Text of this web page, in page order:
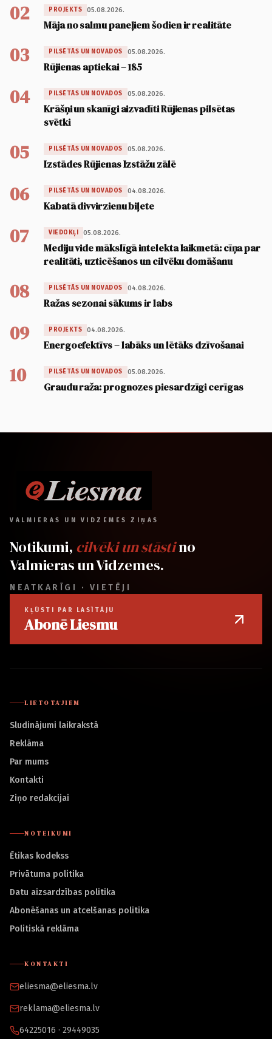
02 PROJEKTS 05.08.2026.
Māja no salmu paneļiem šodien ir realitāte
03 PILSĒTĀS UN NOVADOS 05.08.2026.
Rūjienas aptiekai – 185
04 PILSĒTĀS UN NOVADOS 05.08.2026.
Krāšņi un skanīgi aizvadīti Rūjienas pilsētas
svētki
05 PILSĒTĀS UN NOVADOS 05.08.2026.
Izstādes Rūjienas Izstāžu zālē
06 PILSĒTĀS UN NOVADOS 04.08.2026.
Kabatā divvirzienu biļete
07 VIEDOKĻI 05.08.2026.
Mediju vide mākslīgā intelekta laikmetā: cīņa par
realitāti, uzticēšanos un cilvēku domāšanu
08 PILSĒTĀS UN NOVADOS 04.08.2026.
Ražas sezonai sākums ir labs
09 PROJEKTS 04.08.2026.
Energoefektīvs – labāks un lētāks dzīvošanai
10 PILSĒTĀS UN NOVADOS 05.08.2026.
Graudu raža: prognozes piesardzīgi cerīgas
VALMIERAS UN VIDZEMES ZIŅAS
Notikumi, cilvēki un stāstino
Valmieras un Vidzemes.
NEATKARĪGI · VIETĒJI
KĻŪSTI PAR LASĪTĀJU
Abonē Liesmu
LIETOTĀJIEM
Sludinājumi laikrakstā
Reklāma
Par mums
Kontakti
Ziņo redakcijai
NOTEIKUMI
Ētikas kodekss
Privātuma politika
Datu aizsardzības politika
Abonēšanas un atcelšanas politika
Politiskā reklāma
KONTAKTI
eliesma@eliesma.lv
reklama@eliesma.lv
64225016 · 29449035